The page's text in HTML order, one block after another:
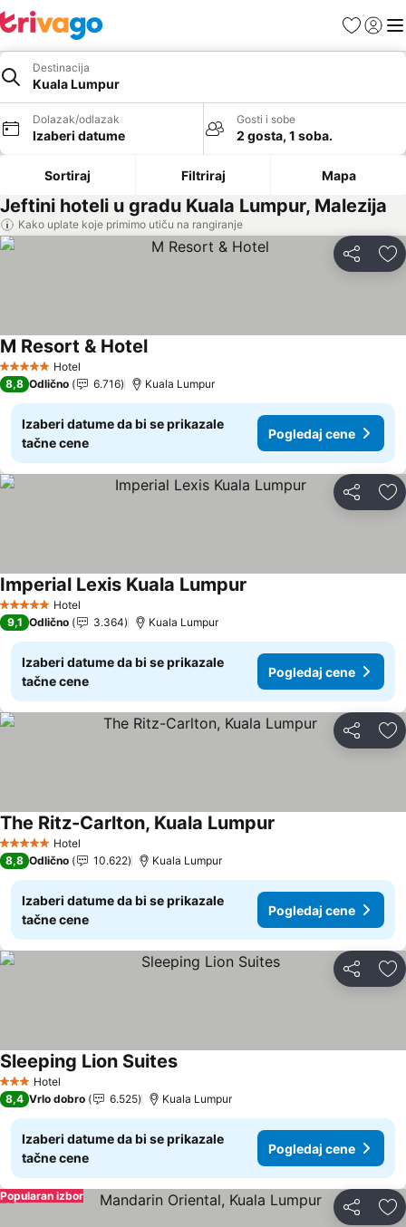
FavoritiPrijavi
Destinacija
Kuala Lumpur
Dolazak/odlazak
Izaberi datume
Gosti i sobe
2 gosta, 1 soba.
Sortiraj Filtriraj Mapa
Jeftini hoteli u gradu Kuala Lumpur, Malezija
Kako uplate koje primimo utiču na rangiranje
Deli
5 ZvezdiceHotel
M Resort & Hotel
8,8 Odlično 6.716 Kuala Lumpur
Izaberi datume da bi se prikazale
tačne cene
Pogledaj cene
Deli
5 ZvezdiceHotel
Imperial Lexis Kuala Lumpur
9,1 Odlično 3.364 Kuala Lumpur
Izaberi datume da bi se prikazale
tačne cene
Pogledaj cene
Deli
5 ZvezdiceHotel
The Ritz-Carlton, Kuala Lumpur
8,8 Odlično 10.622 Kuala Lumpur
Izaberi datume da bi se prikazale
tačne cene
Pogledaj cene
Deli
3 Zvezdice
Hotel
Sleeping Lion Suites
8,4 Vrlo dobro 6.525 Kuala Lumpur
Izaberi datume da bi se prikazale
tačne cene
Pogledaj cene
Deli
Popularan izbor